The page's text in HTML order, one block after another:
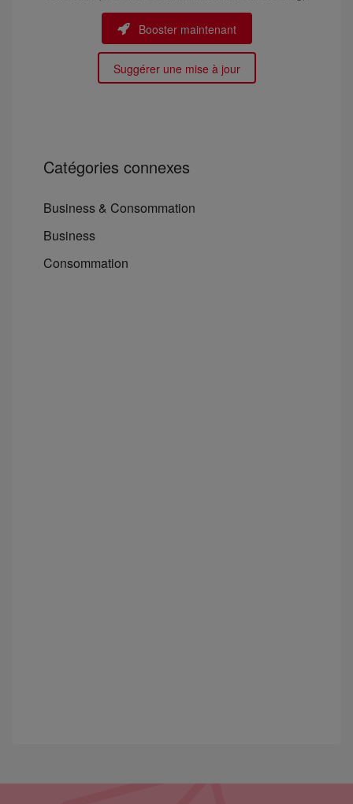
Booster maintenant
Suggérer une mise à jour
Catégories connexes
Business & Consommation
Business
Consommation